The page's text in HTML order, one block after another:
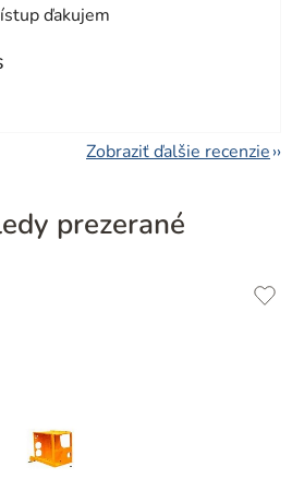
ďakujem
5 z 5 hviezdičiek.
Zobraziť ďalšie recenzie
prezerané